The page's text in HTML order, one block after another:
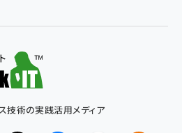
技術の実践活用メディア